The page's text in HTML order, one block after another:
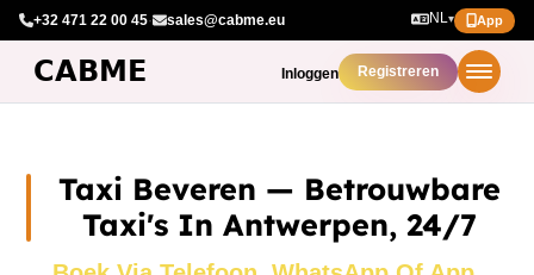
+32 471 22 00 45· sales@cabme.eu NL▾ App
Inloggen Registreren
Taxi Beveren — Betrouwbare
Taxi's In Antwerpen, 24/7